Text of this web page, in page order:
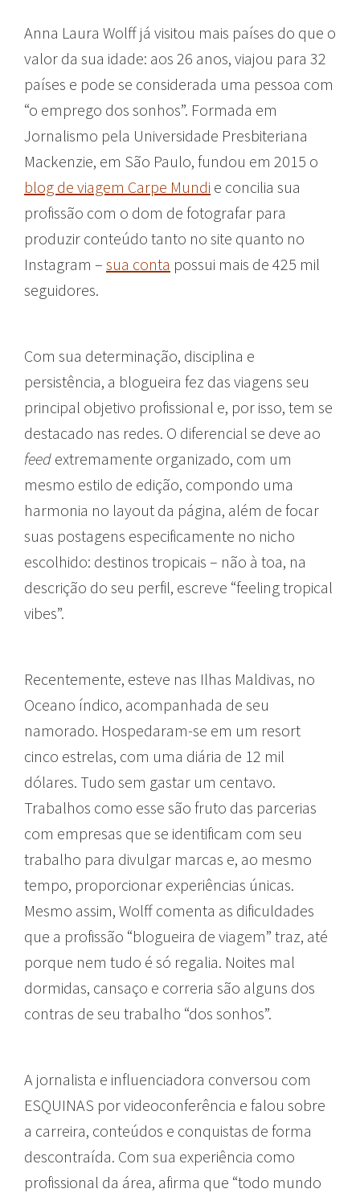
Anna Laura Wolff já visitou mais países do que o
valor da sua idade: aos 26 anos, viajou para 32
países e pode se considerada uma pessoa com
“o emprego dos sonhos”. Formada em
Jornalismo pela Universidade Presbiteriana
Mackenzie, em São Paulo, fundou em 2015 o
blog de viagem Carpe Mundi e concilia sua
profissão com o dom de fotografar para
produzir conteúdo tanto no site quanto no
Instagram – sua conta possui mais de 425 mil
seguidores.
Com sua determinação, disciplina e
persistência, a blogueira fez das viagens seu
principal objetivo profissional e, por isso, tem se
destacado nas redes. O diferencial se deve ao
feed extremamente organizado, com um
mesmo estilo de edição, compondo uma
harmonia no layout da página, além de focar
suas postagens especificamente no nicho
escolhido: destinos tropicais – não à toa, na
descrição do seu perfil, escreve “feeling tropical
vibes”.
Recentemente, esteve nas Ilhas Maldivas, no
Oceano índico, acompanhada de seu
namorado. Hospedaram-se em um resort
cinco estrelas, com uma diária de 12 mil
dólares. Tudo sem gastar um centavo.
Trabalhos como esse são fruto das parcerias
com empresas que se identificam com seu
trabalho para divulgar marcas e, ao mesmo
tempo, proporcionar experiências únicas.
Mesmo assim, Wolff comenta as dificuldades
que a profissão “blogueira de viagem” traz, até
porque nem tudo é só regalia. Noites mal
dormidas, cansaço e correria são alguns dos
contras de seu trabalho “dos sonhos”.
A jornalista e influenciadora conversou com
ESQUINAS por videoconferência e falou sobre
a carreira, conteúdos e conquistas de forma
descontraída. Com sua experiência como
profissional da área, afirma que “todo mundo